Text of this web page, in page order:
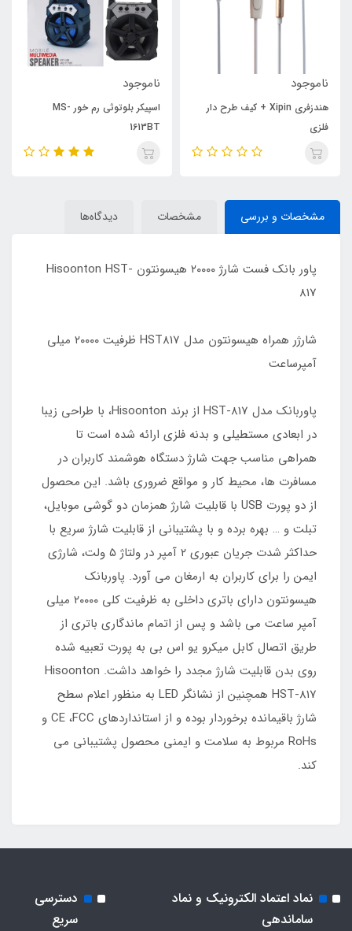
ناموجود
هندزفری Xipin + کیف طرح دار
فلزی
ناموجود
اسپیکر بلوتوثی رم خور MS-
1613BT
مشخصات و بررسی مشخصات دیدگاه‌ها
پاور بانک فست شارژ ۲۰۰۰۰ هیسونتون Hisoonton HST-
817
شارژر همراه هیسونتون مدل HST817 ظرفیت ۲۰۰۰۰ میلی
آمپرساعت
پاوربانک مدل HST-817 از برند Hisoonton، با طراحی زیبا
در ابعادی مستطیلی و بدنه فلزی ارائه شده است تا
همراهی مناسب جهت شارژ دستگاه هوشمند کاربران در
مسافرت ها، محیط کار و مواقع ضروری باشد. این محصول
از دو پورت USB با قابلیت شارژ همزمان دو گوشی موبایل،
تبلت و … بهره برده و با پشتیبانی از قابلیت شارژ سریع با
حداکثر شدت جریان عبوری ۲ آمپر در ولتاژ ۵ ولت، شارژی
ایمن را برای کاربران به ارمغان می آورد. پاوربانک
هیسونتون دارای باتری داخلی به ظرفیت کلی ۲۰۰۰۰ میلی
آمپر ساعت می باشد و پس از اتمام ماندگاری باتری از
طریق اتصال کابل میکرو یو اس بی به پورت تعبیه شده
روی بدن قابلیت شارژ مجدد را خواهد داشت. Hisoonton
HST-817 همچنین از نشانگر LED به منظور اعلام سطح
شارژ باقیمانده برخوردار بوده و از استانداردهای CE ،FCC و
RoHs مربوط به سلامت و ایمنی محصول پشتیبانی می
کند.
نماد اعتماد الکترونیک و نماد
ساماندهی
دسترسی
سریع